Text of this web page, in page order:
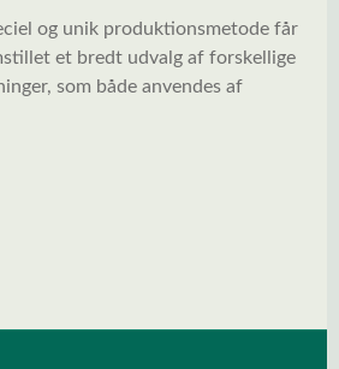
og unik produktionsmetode får
et bredt udvalg af forskellige
som både anvendes af